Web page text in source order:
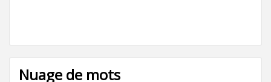
Nuage de mots